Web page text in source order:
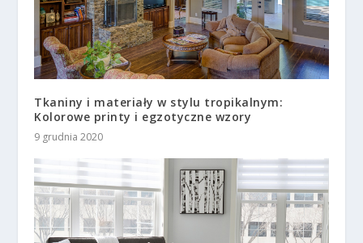
Tkaniny i materiały w stylu tropikalnym:
Kolorowe printy i egzotyczne wzory
9 grudnia 2020